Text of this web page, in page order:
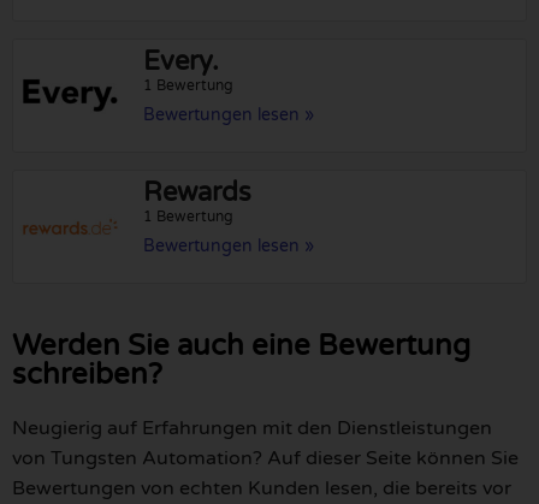
Every.
1 Bewertung
Bewertungen lesen »
Rewards
1 Bewertung
Bewertungen lesen »
Werden Sie auch eine Bewertung
schreiben?
Neugierig auf Erfahrungen mit den Dienstleistungen
von Tungsten Automation? Auf dieser Seite können Sie
Bewertungen von echten Kunden lesen, die bereits vor